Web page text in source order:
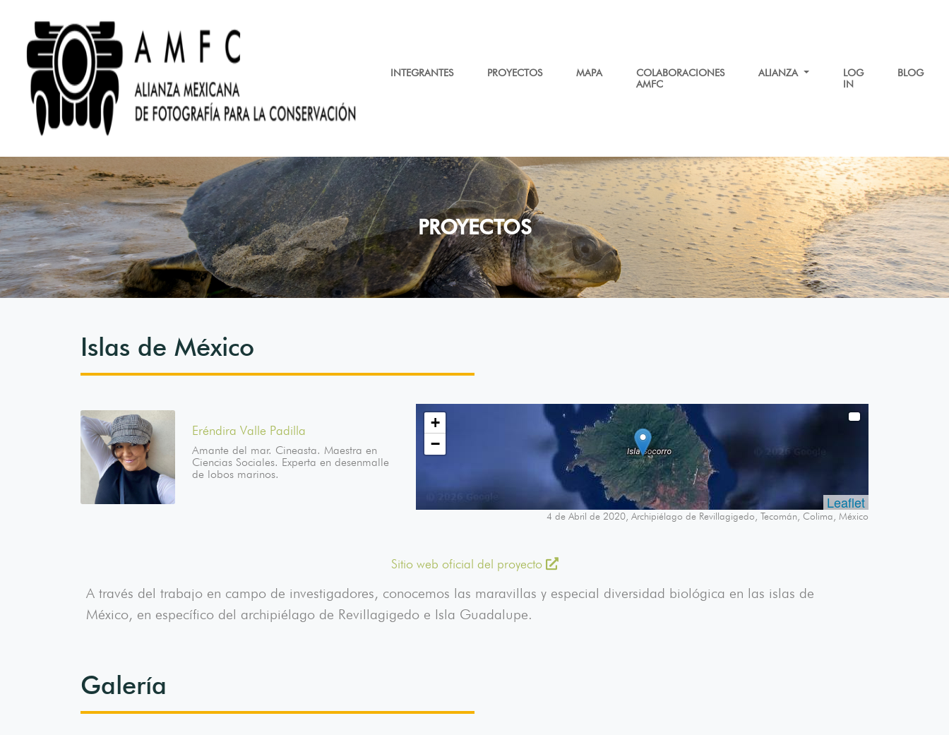
INTEGRANTES PROYECTOS MAPA
COLABORACIONES
AMFC
ALIANZA
LOG
IN
BLOG
PROYECTOS
Islas de México
Eréndira Valle Padilla
Amante del mar. Cineasta. Maestra en
Ciencias Sociales. Experta en desenmalle
de lobos marinos.
+
−
Leaflet
4 de Abril de 2020, Archipiélago de Revillagigedo, Tecomán, Colima, México
Sitio web oficial del proyecto
A través del trabajo en campo de investigadores, conocemos las maravillas y especial diversidad biológica en las islas de
México, en específico del archipiélago de Revillagigedo e Isla Guadalupe.
Galería